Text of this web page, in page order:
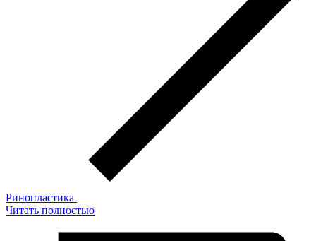
Ринопластика
Читать полностью